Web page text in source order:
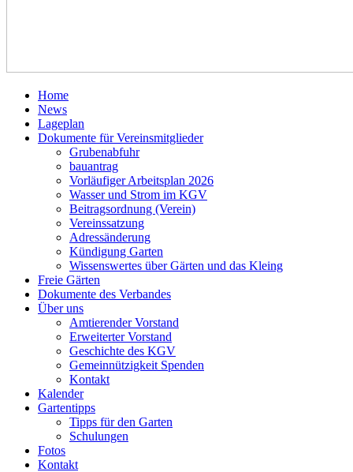
Home
News
Lageplan
Dokumente für Vereinsmitglieder
Grubenabfuhr
bauantrag
Vorläufiger Arbeitsplan 2026
Wasser und Strom im KGV
Beitragsordnung (Verein)
Vereinssatzung
Adressänderung
Kündigung Garten
Wissenswertes über Gärten und das Kleing
Freie Gärten
Dokumente des Verbandes
Über uns
Amtierender Vorstand
Erweiterter Vorstand
Geschichte des KGV
Gemeinnützigkeit Spenden
Kontakt
Kalender
Gartentipps
Tipps für den Garten
Schulungen
Fotos
Kontakt